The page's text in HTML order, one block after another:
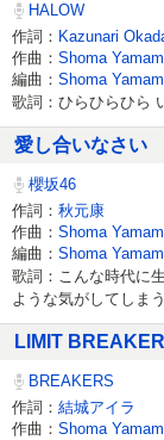
HALOW
作詞： Kazunari
作曲： Shoma
編曲： Shoma
歌詞：ひらひらひら
愛し合いなさい
櫻坂46
作詞： 秋元康
作曲： Shoma
編曲： Shoma
歌詞：こんな時代に
ような気がしてしま
LIMIT
BREAKERS
作詞： 結城アイラ
作曲： Shoma